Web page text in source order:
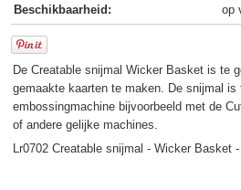
Beschikbaarheid: op
De Creatable snijmal Wicker Basket is te
gemaakte kaarten te maken. De snijmal
embossingmachine bijvoorbeeld met de
of andere gelijke machines.
Lr0702 Creatable snijmal - Wicker Basket